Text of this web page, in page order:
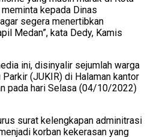
kepada Dinas
segera menertibkan
Medan”, kata Dedy, Kamis
ini, disinyalir sejumlah warga
(JUKIR) di Halaman kantor
pada hari Selasa (04/10/2022)
surat kelengkapan adminitrasi
korban kekerasan yang